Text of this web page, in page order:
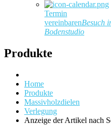
Termin
vereinbarenBesuch
Bodenstudio
Produkte
Home
Produkte
Massivholzdielen
Verlegung
Anzeige der Artikel nach